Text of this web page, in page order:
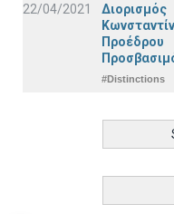
22/04/2021
#Distinctions